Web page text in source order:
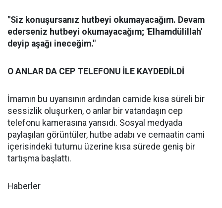
"Siz konuşursanız hutbeyi okumayacağım. Devam
ederseniz hutbeyi okumayacağım; 'Elhamdülillah'
deyip aşağı ineceğim."
O ANLAR DA CEP TELEFONU İLE KAYDEDİLDİ
İmamın bu uyarısının ardından camide kısa süreli bir
sessizlik oluşurken, o anlar bir vatandaşın cep
telefonu kamerasına yansıdı. Sosyal medyada
paylaşılan görüntüler, hutbe adabı ve cemaatin cami
içerisindeki tutumu üzerine kısa sürede geniş bir
tartışma başlattı.
Haberler